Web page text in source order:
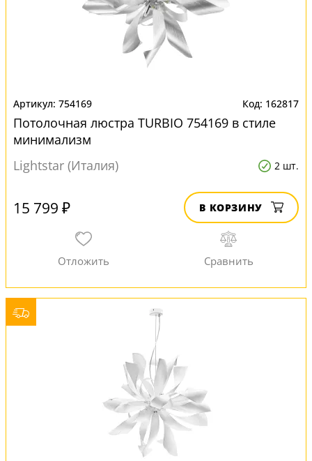
754169 162817
Потолочная люстра TURBIO 754169 в стиле
минимализм
Lightstar (Италия)
2 шт.
15 799 ₽ В КОРЗИНУ